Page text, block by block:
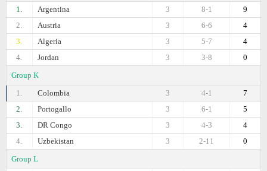
1.
Argentina 9
8-1
3
2.
Austria 4
6-6
3
3.
Algeria 4
5-7
3
4.
Jordan 0
3-8
3
Group K
1.
Colombia 7
4-1
3
2.
Portogallo 5
6-1
3
3.
DR Congo 4
4-3
3
4.
Uzbekistan 0
2-11
3
Group L